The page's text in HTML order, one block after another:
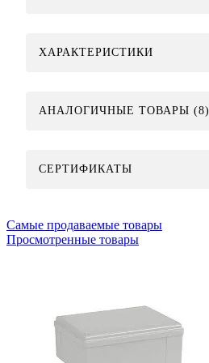
ХАРАКТЕРИСТИКИ
АНАЛОГИЧНЫЕ ТОВАРЫ (8)
СЕРТИФИКАТЫ
Самые продаваемые товары
Просмотренные товары